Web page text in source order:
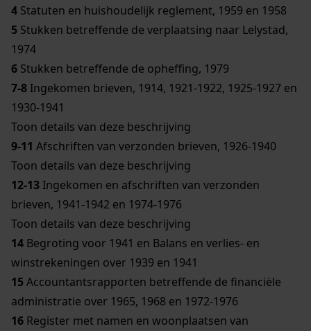
4 Statuten en huishoudelijk reglement, 1959 en 1958
5 Stukken betreffende de verplaatsing naar Lelystad,
1974
6 Stukken betreffende de opheffing, 1979
7-8 Ingekomen brieven, 1914, 1921-1922, 1925-1927 en
1930-1941
Toon details van deze beschrijving
9-11 Afschriften van verzonden brieven, 1926-1940
Toon details van deze beschrijving
12-13 Ingekomen en afschriften van verzonden
brieven, 1941-1942 en 1974-1976
Toon details van deze beschrijving
14 Begroting voor 1941 en Balans en verlies- en
winstrekeningen over 1939 en 1941
15Accountantsrapporten betreffende de financiële
administratie over 1965, 1968 en 1972-1976
16 Register met namen en woonplaatsen van